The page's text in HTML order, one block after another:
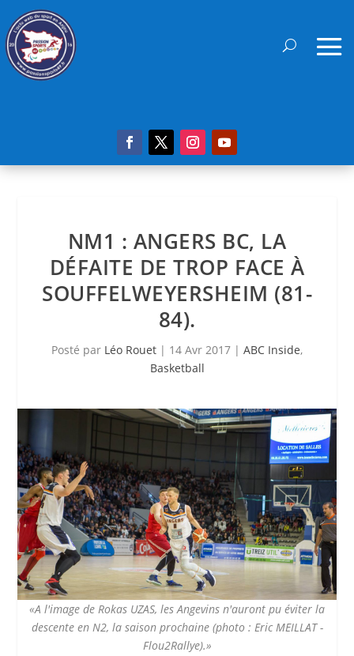
NM1 : ANGERS BC, LA
DÉFAITE DE TROP FACE À
SOUFFELWEYERSHEIM (81-
84).
Posté par Léo Rouet | 14 Avr 2017 | ABC Inside,
Basketball
«A l'image de Rokas UZAS, les Angevins n'auront pu éviter la
descente en N2, la saison prochaine (photo : Eric MEILLAT -
Flou2Rallye).»